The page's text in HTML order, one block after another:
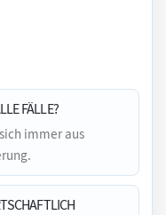
FÄLLE?
immer aus